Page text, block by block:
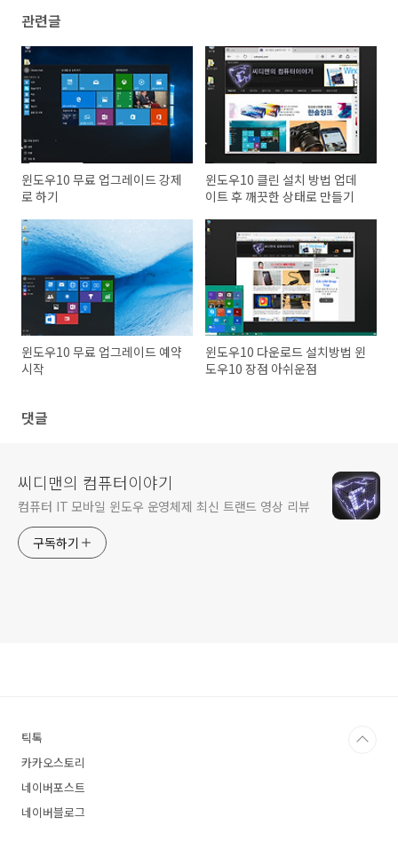
관련글
윈도우10 무료 업그레이드 강제
로 하기
윈도우10 클린 설치 방법 업데
이트 후 깨끗한 상태로 만들기
윈도우10 무료 업그레이드 예약
시작
윈도우10 다운로드 설치방법 윈
도우10 장점 아쉬운점
댓글
씨디맨의 컴퓨터이야기
컴퓨터 IT 모바일 윈도우 운영체제 최신 트랜드 영상 리뷰
구독하기
틱톡
카카오스토리
네이버포스트
네이버블로그